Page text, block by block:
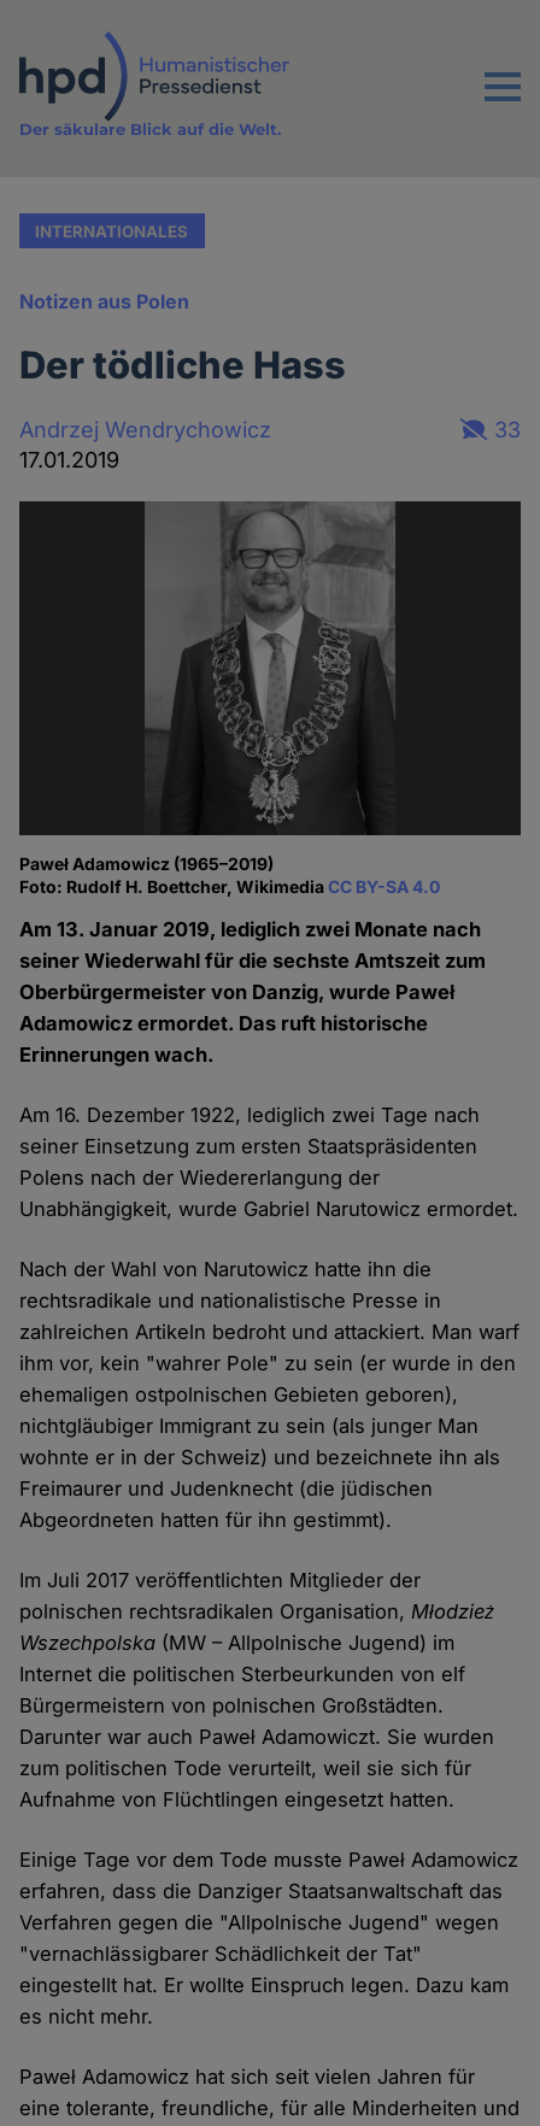
Inhalt
Menu
Der säkulare Blick auf die Welt.
INTERNATIONALES
Notizen aus Polen
Der tödliche Hass
Andrzej Wendrychowicz
17.01.2019
33
Paweł Adamowicz (1965–2019)
Foto: Rudolf H. Boettcher, WikimediaCC BY-SA 4.0
Am 13. Januar 2019, lediglich zwei Monate nach
seiner Wiederwahl für die sechste Amtszeit zum
Oberbürgermeister von Danzig, wurde Paweł
Adamowicz ermordet. Das ruft historische
Erinnerungen wach.
Am 16. Dezember 1922, lediglich zwei Tage nach
seiner Einsetzung zum ersten Staatspräsidenten
Polens nach der Wiedererlangung der
Unabhängigkeit, wurde Gabriel Narutowicz ermordet.
Nach der Wahl von Narutowicz hatte ihn die
rechtsradikale und nationalistische Presse in
zahlreichen Artikeln bedroht und attackiert. Man warf
ihm vor, kein "wahrer Pole" zu sein (er wurde in den
ehemaligen ostpolnischen Gebieten geboren),
nichtgläubiger Immigrant zu sein (als junger Man
wohnte er in der Schweiz) und bezeichnete ihn als
Freimaurer und Judenknecht (die jüdischen
Abgeordneten hatten für ihn gestimmt).
Im Juli 2017 veröffentlichten Mitglieder der
polnischen rechtsradikalen Organisation,Młodzież
Wszechpolska (MW – Allpolnische Jugend) im
Internet die politischen Sterbeurkunden von elf
Bürgermeistern von polnischen Großstädten.
Darunter war auch Paweł Adamowiczt. Sie wurden
zum politischen Tode verurteilt, weil sie sich für
Aufnahme von Flüchtlingen eingesetzt hatten.
Einige Tage vor dem Tode musste Paweł Adamowicz
erfahren, dass die Danziger Staatsanwaltschaft das
Verfahren gegen die "Allpolnische Jugend" wegen
"vernachlässigbarer Schädlichkeit der Tat"
eingestellt hat. Er wollte Einspruch legen. Dazu kam
es nicht mehr.
Paweł Adamowicz hat sich seit vielen Jahren für
eine tolerante, freundliche, für alle Minderheiten und